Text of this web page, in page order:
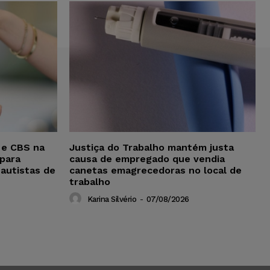
CBS na
de
Justiça do Trabalho mantém justa
causa de empregado que vendia
canetas emagrecedoras no local de
trabalho
Karina Silvério - 07/08/2026